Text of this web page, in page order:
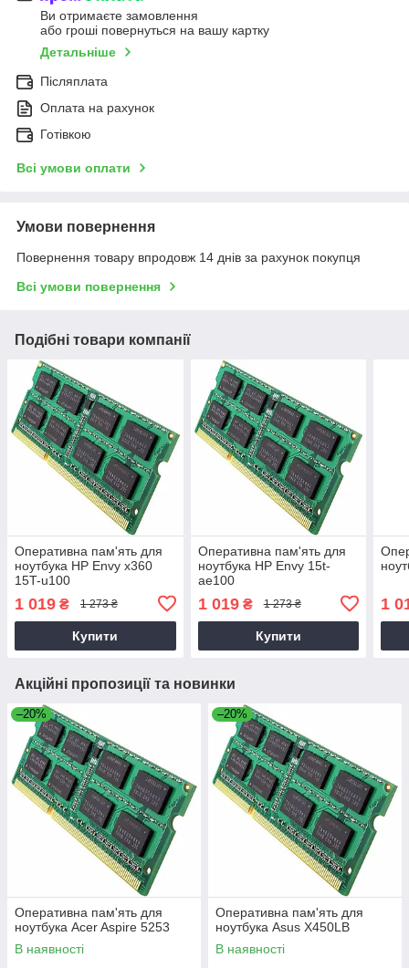
Ви отримаєте замовлення
або гроші повернуться на вашу картку
Детальніше
Післяплата
Оплата на рахунок
Готівкою
Всі умови оплати
Умови повернення
Повернення товару впродовж 14 днів за рахунок покупця
Всі умови повернення
Подібні товари компанії
Оперативна пам'ять для
ноутбука HP Envy x360
15T-u100
1 019 ₴ 1 273 ₴
Купити
Оперативна пам'ять для
ноутбука HP Envy 15t-
ae100
1 019₴ 1 273 ₴
Купити
1
Акційні пропозиції та новинки
–20%
Оперативна пам'ять для
ноутбука Acer Aspire 5253
В наявності
–20%
Оперативна пам'ять для
ноутбука Asus X450LB
В наявності